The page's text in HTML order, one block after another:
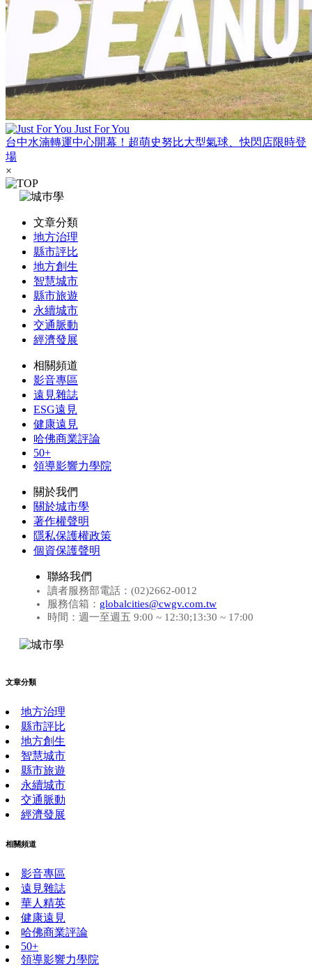
Just For You
台中水湳轉運中心開幕！超萌史努比大型氣球、快閃店限時登
場
×
文章分類
地方治理
縣市評比
地方創生
智慧城市
縣市旅遊
永續城市
交通脈動
經濟發展
相關頻道
影音專區
遠見雜誌
ESG遠見
健康遠見
哈佛商業評論
50+
領導影響力學院
關於我們
關於城市學
著作權聲明
隱私保護權政策
個資保護聲明
聯絡我們
讀者服務部電話：(02)2662-0012
服務信箱： globalcities@cwgv.com.tw
時間：週一至週五 9:00 ~ 12:30;13:30 ~ 17:00
文章分類
地方治理
縣市評比
地方創生
智慧城市
縣市旅遊
永續城市
交通脈動
經濟發展
相關頻道
影音專區
遠見雜誌
華人精英
健康遠見
哈佛商業評論
50+
領導影響力學院